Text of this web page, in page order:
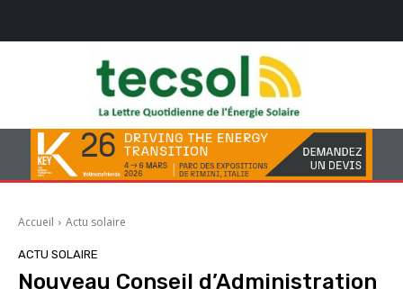
Accueil Actu solaire
ACTU SOLAIRE
Nouveau Conseil d’Administration